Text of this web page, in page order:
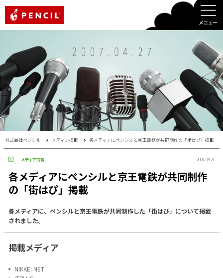
株式会社ペンシル メディア掲載 各メディアにペンシルと京王電鉄が共同制作の「街はぴ」掲載
メディア掲載 2007.04.27
各メディアにペンシルと京王電鉄が共同制作
の「街はぴ」掲載
各メディアに、ペンシルと京王電鉄が共同制作した「街はぴ」について掲載
されました。
掲載メディア
NIKKEI NET